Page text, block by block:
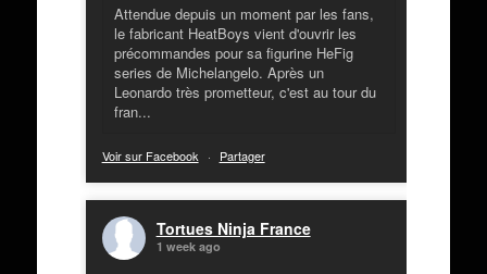
Attendue depuis un moment par les fans,
le fabricant HeatBoys vient d'ouvrir les
précommandes pour sa figurine HeFig
series de Michelangelo. Après un
Leonardo très prometteur, c'est au tour du
fran...
Voir sur Facebook · Partager
Tortues Ninja France
1 week ago